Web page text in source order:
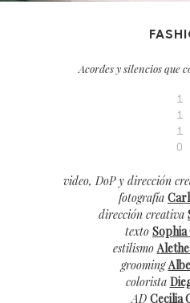
Acordes y silencios que
1
1
1
0
video, DoP y dirección
fotografía
dirección creativa
texto
estilismo
grooming
colorista
AD Cecilia